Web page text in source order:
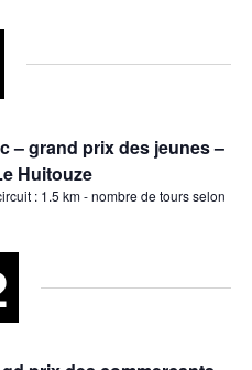
– grand prix des jeunes –
Huitouze
: 1.5 km - nombre de tours selon